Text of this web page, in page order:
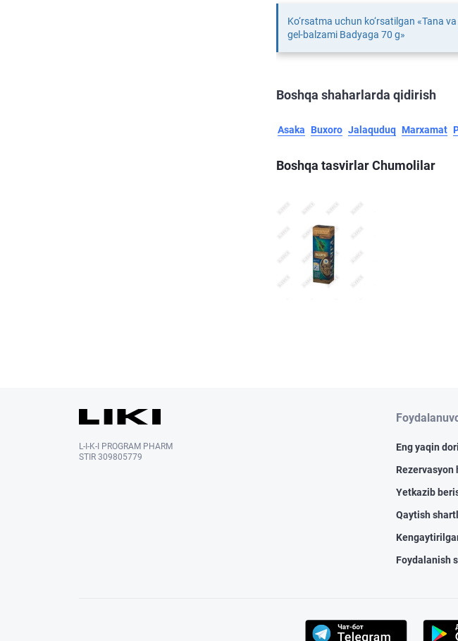
Ko‘rsatma uchun ko‘rsatilgan «Tana
gel-balzami Badyaga 70 g»
Boshqa shaharlarda qidirish
Asaka Buxoro Jalaquduq Marxamat
Boshqa tasvirlar Chumolilar
L-I-K-I PROGRAM PHARM
STIR 309805779
Eng yaqin
Rezervasyon
Yetkazib
Qaytish
Foydalanish